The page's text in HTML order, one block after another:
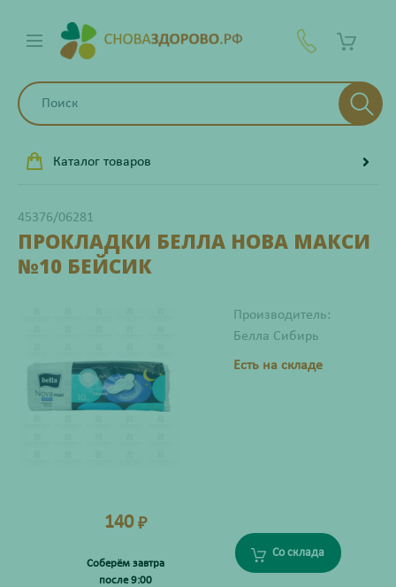
Каталог товаров
45376/06281
ПРОКЛАДКИ БЕЛЛА НОВА МАКСИ
№10 БЕЙСИК
Производитель:
Белла Сибирь
Есть на складе
140 ₽
Соберём завтра
после 9:00
Со склада